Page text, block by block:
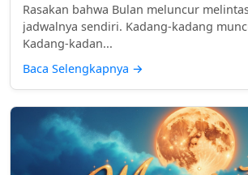
Rasakan bahwa Bulan meluncur
jadwalnya sendiri. Kadang-kadang
Kadang-kadan...
Baca Selengkapnya →